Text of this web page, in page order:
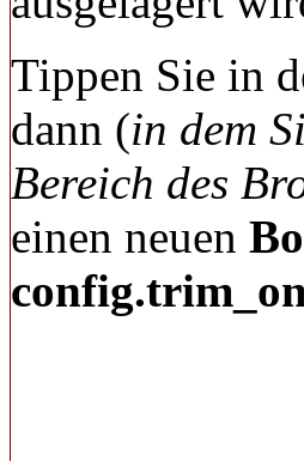
Tippen Sie in
dann (in dem
Bereich des
einen neuen